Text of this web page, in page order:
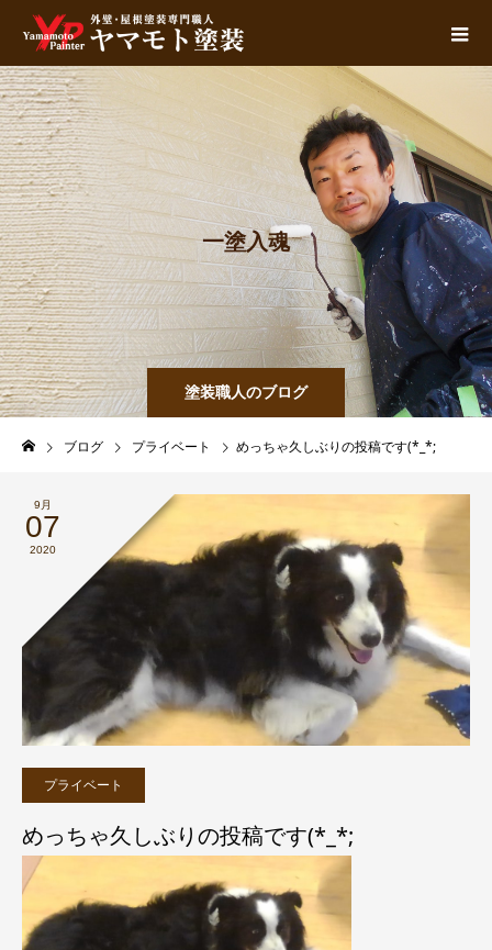
塗装職人のブログ
一塗入魂
ブログ プライベート めっちゃ久しぶりの投稿です(*_*;
9月
07
2020
プライベート
めっちゃ久しぶりの投稿です(*_*;